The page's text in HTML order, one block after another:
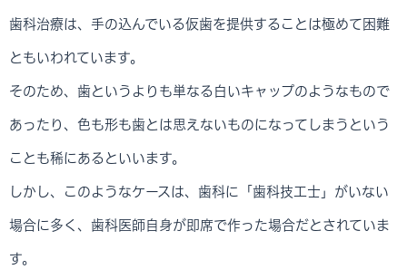
歯科治療は、手の込んでいる仮歯を提供することは極めて困難
ともいわれています。
そのため、歯というよりも単なる白いキャップのようなもので
あったり、色も形も歯とは思えないものになってしまうという
ことも稀にあるといいます。
しかし、このようなケースは、歯科に「歯科技工士」がいない
場合に多く、歯科医師自身が即席で作った場合だとされていま
す。